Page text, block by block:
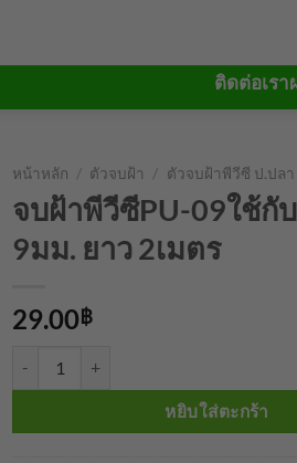
ติดต่อเรา
หน้าหลัก / ตัวจบฝ้า / ตัวจบฝ้าพีวีซี ป.ปลา
จบฝ้าพีวีซีPU-09ใช้กั
9มม. ยาว 2เมตร
29.00฿
หยิบใส่ตะกร้า